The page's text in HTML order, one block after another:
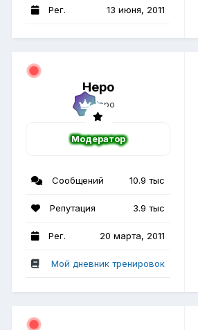
Рег. 13 июня, 2011
Неро
Модератор
Сообщений 10.9 тыс
Репутация 3.9 тыс
Рег. 20 марта, 2011
Мой дневник тренировок